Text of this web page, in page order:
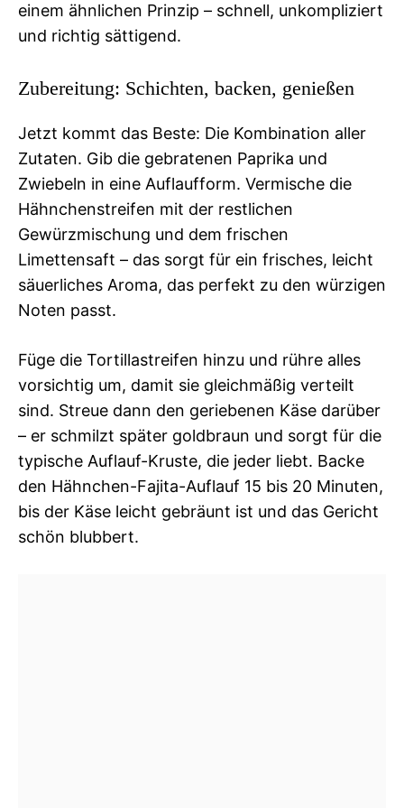
einem ähnlichen Prinzip – schnell, unkompliziert
und richtig sättigend.
Zubereitung: Schichten, backen, genießen
Jetzt kommt das Beste: Die Kombination aller
Zutaten. Gib die gebratenen Paprika und
Zwiebeln in eine Auflaufform. Vermische die
Hähnchenstreifen mit der restlichen
Gewürzmischung und dem frischen
Limettensaft – das sorgt für ein frisches, leicht
säuerliches Aroma, das perfekt zu den würzigen
Noten passt.
Füge die Tortillastreifen hinzu und rühre alles
vorsichtig um, damit sie gleichmäßig verteilt
sind. Streue dann den geriebenen Käse darüber
– er schmilzt später goldbraun und sorgt für die
typische Auflauf-Kruste, die jeder liebt. Backe
den Hähnchen-Fajita-Auflauf 15 bis 20 Minuten,
bis der Käse leicht gebräunt ist und das Gericht
schön blubbert.